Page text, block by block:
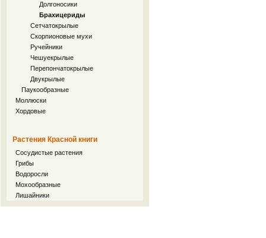
Долгоносики
Брахицериды
Сетчатокрылые
Скорпионовые мухи
Ручейники
Чешуекрылые
Перепончатокрылые
Двукрылые
Паукообразные
Моллюски
Хордовые
Растения Красной книги
Сосудистые растения
Грибы
Водоросли
Мохообразные
Лишайники